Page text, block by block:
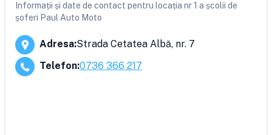
Informații și date de contact pentru locația nr 1 a școlii de
șoferi Paul Auto Moto
Adresa:Strada Cetatea Albă, nr. 7
Telefon:0736 366 217